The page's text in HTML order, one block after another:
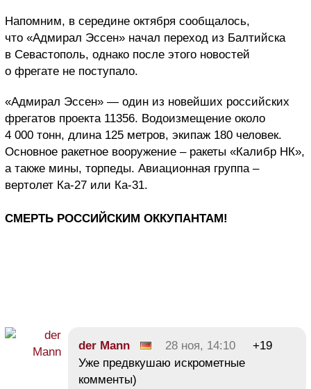
Напомним, в середине октября сообщалось,
что «Адмирал Эссен» начал переход из Балтийска
в Севастополь, однако после этого новостей
о фрегате не поступало.
«Адмирал Эссен» — один из новейших российских
фрегатов проекта 11356. Водоизмещение около
4 000 тонн, длина 125 метров, экипаж 180 человек.
Основное ракетное вооружение – ракеты «Калибр НК»,
а также мины, торпеды. Авиационная группа –
вертолет Ка-27 или Ка-31.
СМЕРТЬ РОССИЙСКИМ ОККУПАНТАМ!
der Mann 28 ноя, 14:10
+19
Уже предвкушаю искрометные
комменты)